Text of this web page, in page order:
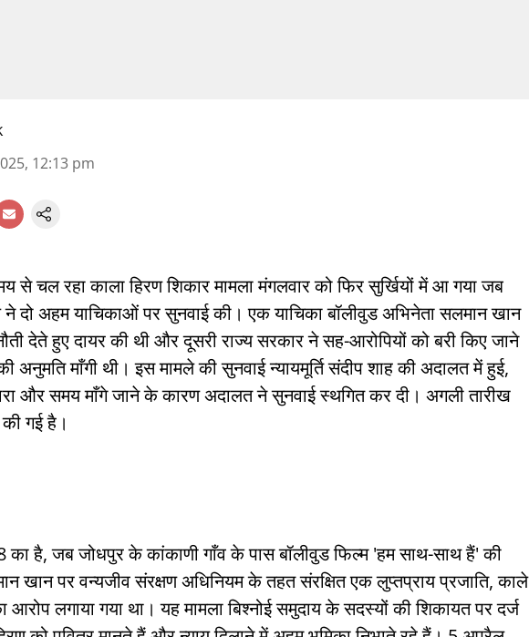
12:13 pm
से चल रहा काला हिरण शिकार मामला मंगलवार को फिर सुर्खियों में आ गया जब
ने दो अहम याचिकाओं पर सुनवाई की। एक याचिका बॉलीवुड अभिनेता सलमान खान
देते हुए दायर की थी और दूसरी राज्य सरकार ने सह-आरोपियों को बरी किए जाने
माँगी थी। इस मामले की सुनवाई न्यायमूर्ति संदीप शाह की अदालत में हुई,
और समय माँगे जाने के कारण अदालत ने सुनवाई स्थगित कर दी। अगली तारीख
गई है।
का है, जब जोधपुर के कांकाणी गाँव के पास बॉलीवुड फिल्म 'हम साथ-साथ हैं' की
खान पर वन्यजीव संरक्षण अधिनियम के तहत संरक्षित एक लुप्तप्राय प्रजाति, काले
लगाया गया था। यह मामला बिश्नोई समुदाय के सदस्यों की शिकायत पर दर्ज